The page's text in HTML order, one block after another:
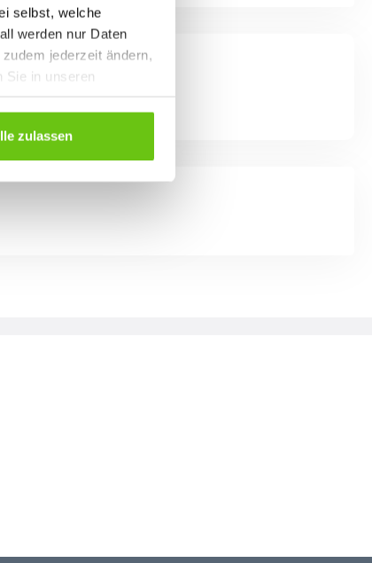
selbst, welche
werden nur Daten
jederzeit ändern,
Sie in unseren
zulassen